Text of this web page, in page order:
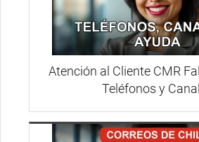
Atención al Cliente CMR
Teléfonos y